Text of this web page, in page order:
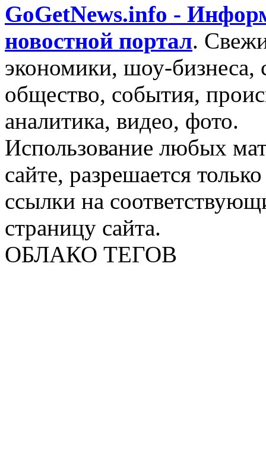
GoGetNews.info -
новостной портал.
экономики, шоу-бизнеса,
общество, события,
аналитика, видео, фото.
Использование любых
сайте, разрешается
ссылки на
страницу сайта.
ОБЛАКО ТЕГОВ